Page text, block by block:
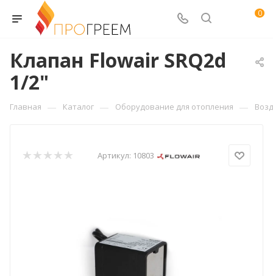
0
Клапан Flowair SRQ2d
1/2"
Главная — Каталог — Оборудование для отопления —
Артикул: 10803